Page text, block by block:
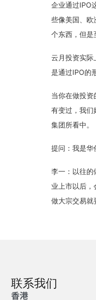
企业通过IPO
些像美国、欧
个东西，但是
云月投资实际
是通过IPO的
当你在做投
有变过，我们
集团所看中。
提问：我是华
李一：以往的
业上市以后
做大宗交易就
联系我们
香港